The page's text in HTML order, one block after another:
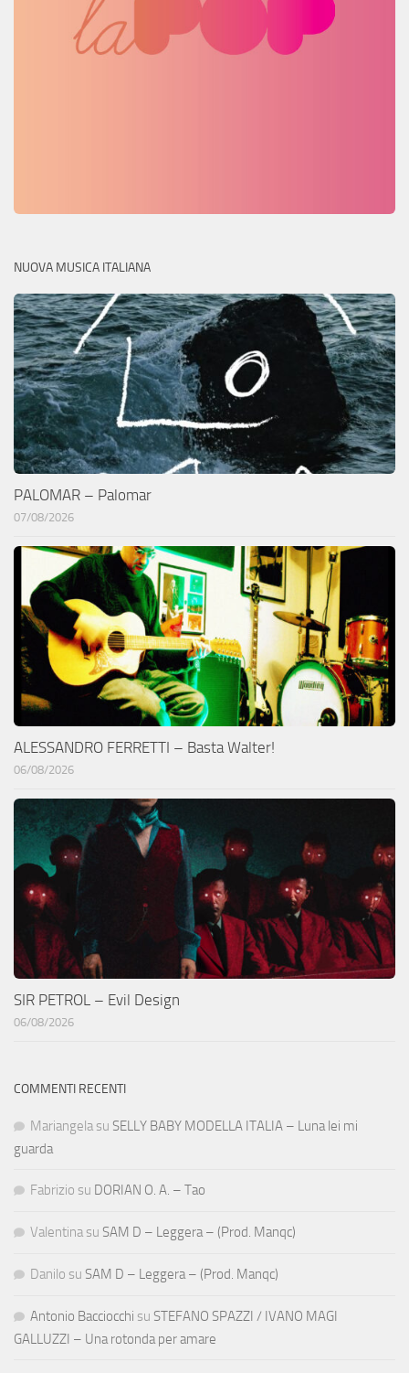
NUOVA MUSICA ITALIANA
PALOMAR – Palomar
07/08/2026
ALESSANDRO FERRETTI – Basta Walter!
06/08/2026
SIR PETROL – Evil Design
06/08/2026
COMMENTI RECENTI
Mariangela su SELLY BABY MODELLA ITALIA – Luna lei mi
guarda
Fabrizio su DORIAN O. A. – Tao
Valentina su SAM D – Leggera – (Prod. Manqc)
Danilo su SAM D – Leggera – (Prod. Manqc)
Antonio Bacciocchi su STEFANO SPAZZI / IVANO MAGI
GALLUZZI – Una rotonda per amare